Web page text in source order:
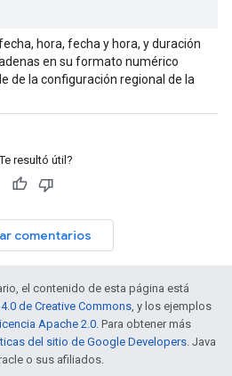
hora, fecha y hora, y duración
en su formato numérico
de la configuración regional de la
resultó útil?
comentarios
el contenido de esta página está
de Creative Commons, y los ejemplos
licencia Apache 2.0. Para obtener más
del sitio de Google Developers. Java
o sus afiliados.